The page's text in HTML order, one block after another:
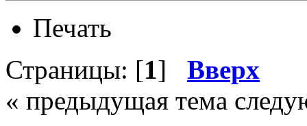
Печать
Страницы: [1] Вверх
« предыдущая тема